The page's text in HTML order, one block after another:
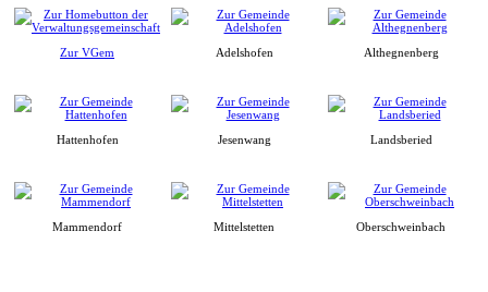
Zur VGem Adelshofen Althegnenberg
Hattenhofen Jesenwang Landsberied
Mammendorf Mittelstetten Oberschweinbach